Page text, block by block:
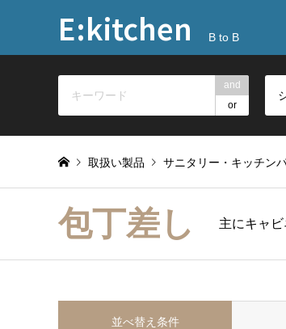
E:kitchen B to B
and
or
取扱い製品 サニタリー・キッチン
包丁差し 主にキャ
並べ替え条件